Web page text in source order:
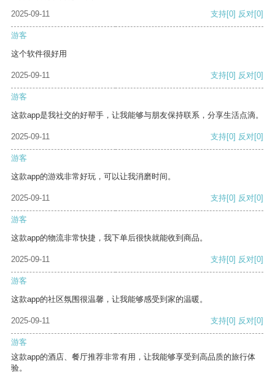
2025-09-11
支持[0] 反对[0]
游客
这个软件很好用
2025-09-11 支持[0] 反对[0]
游客
这款app是我社交的好帮手，让我能够与朋友保持联系，分享生活点滴。
2025-09-11 支持[0] 反对[0]
游客
这款app的游戏非常好玩，可以让我消磨时间。
2025-09-11 支持[0] 反对[0]
游客
这款app的物流非常快捷，我下单后很快就能收到商品。
2025-09-11 支持[0] 反对[0]
游客
这款app的社区氛围很温馨，让我能够感受到家的温暖。
2025-09-11 支持[0] 反对[0]
游客
这款app的酒店、餐厅推荐非常有用，让我能够享受到高品质的旅行体
验。